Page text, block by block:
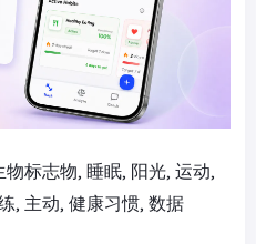
物标志物, 睡眠, 阳光, 运动,
, 主动, 健康习惯, 数据